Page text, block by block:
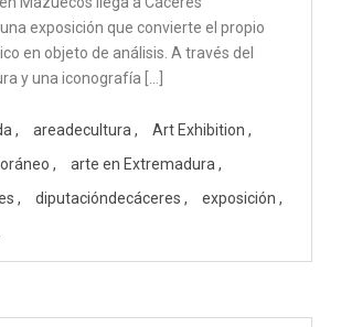
exposición que convierte el propio
en objeto de análisis. A través del
y una iconografía […]
areadecultura
Art Exhibition
arte en Extremadura
diputacióndecáceres
exposición